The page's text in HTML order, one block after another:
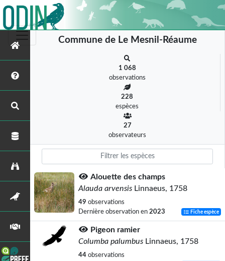
Commune de Le Mesnil-Réaume
1 068
observations
228
espèces
27
observateurs
Alouette des champs
Alauda arvensis Linnaeus, 1758
49 observations
Dernière observation en 2023 Fiche espèce
Pigeon ramier
Columba palumbus Linnaeus, 1758
44 observations